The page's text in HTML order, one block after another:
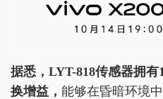
据悉，LYT-818传感器拥
换增益， 能够在昏暗环境